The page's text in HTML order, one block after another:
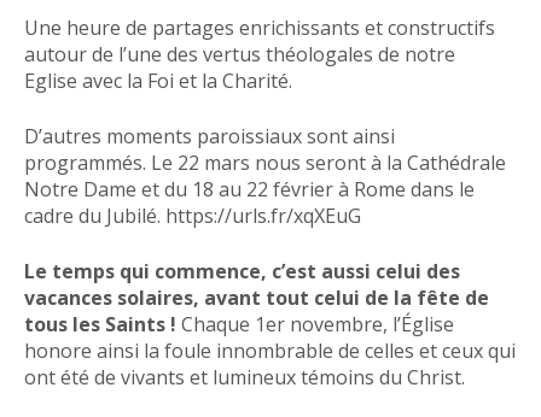
Une heure de partages enrichissants et constructifs
autour de l’une des vertus théologales de notre
Eglise avec la Foi et la Charité.
D’autres moments paroissiaux sont ainsi
programmés. Le 22 mars nous seront à la Cathédrale
Notre Dame et du 18 au 22 février à Rome dans le
cadre du Jubilé. https://urls.fr/xqXEuG
Le temps qui commence, c’est aussi celui des
vacances solaires, avant tout celui de la fête de
tous les Saints ! Chaque 1er novembre, l’Église
honore ainsi la foule innombrable de celles et ceux qui
ont été de vivants et lumineux témoins du Christ.